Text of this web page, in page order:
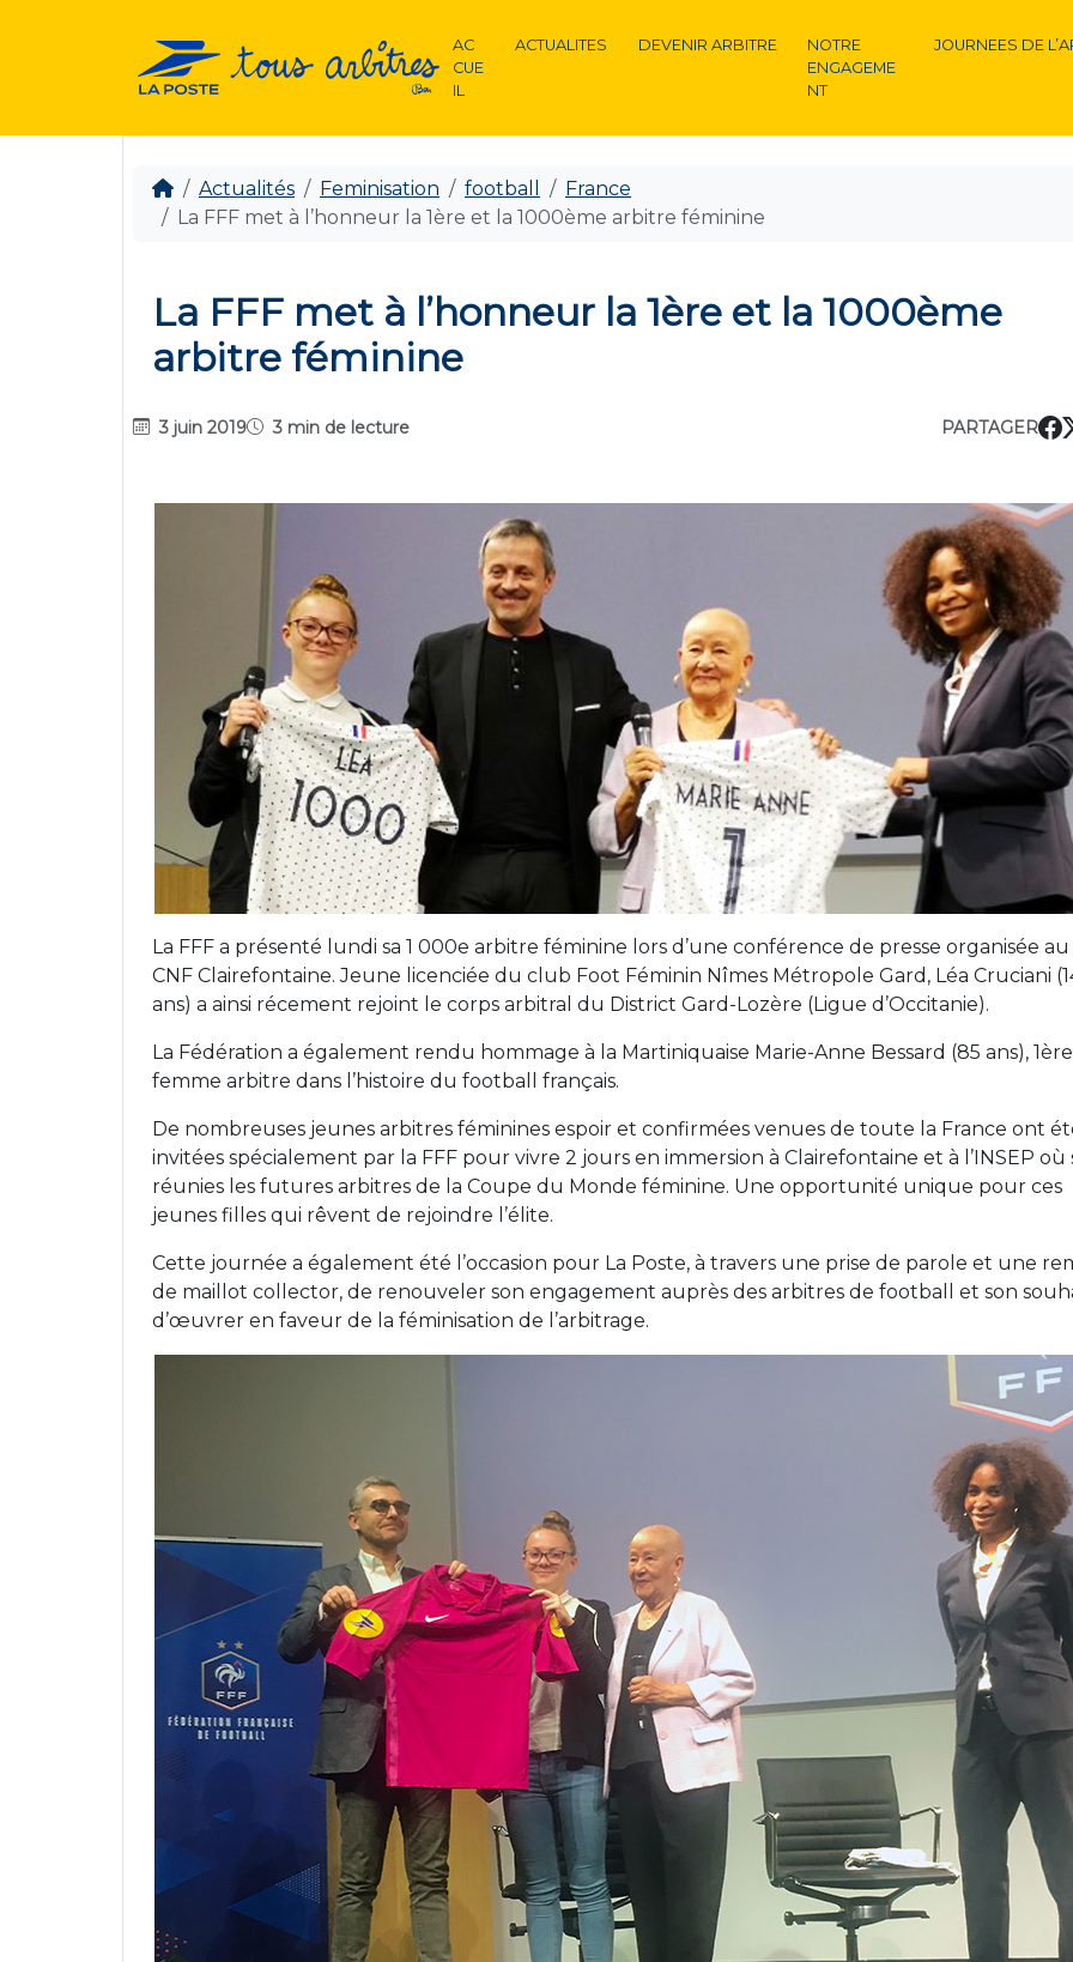
AC
CUE
IL
ACTUALITES DEVENIR ARBITRE
NOTRE
ENGAGEME
NT
JOURNEES DE
Actualités Feminisation football
France
La FFF met à l’honneur la 1ère et la 1000ème arbitre féminine
La FFF met à l’honneur la 1ère et la 1000ème
arbitre féminine
3 juin 2019 3 min de lecture PARTAGER
La FFF a présenté lundi sa 1 000e arbitre féminine lors d’une conférence de presse organisée au
CNF Clairefontaine. Jeune licenciée du club Foot Féminin Nîmes Métropole Gard, Léa Cruciani
ans) a ainsi récement rejoint le corps arbitral du District Gard-Lozère (Ligue d’Occitanie).
La Fédération a également rendu hommage à la Martiniquaise Marie-Anne Bessard (85 ans), 1ère
femme arbitre dans l’histoire du football français.
De nombreuses jeunes arbitres féminines espoir et confirmées venues de toute la France ont
invitées spécialement par la FFF pour vivre 2 jours en immersion à Clairefontaine et à l’INSEP où
réunies les futures arbitres de la Coupe du Monde féminine. Une opportunité unique pour ces
jeunes filles qui rêvent de rejoindre l’élite.
Cette journée a également été l’occasion pour La Poste, à travers une prise de parole et une
de maillot collector, de renouveler son engagement auprès des arbitres de football et son
d’œuvrer en faveur de la féminisation de l’arbitrage.